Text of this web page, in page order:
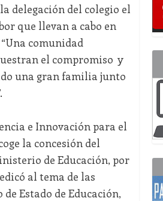
delegación del colegio el
que llevan a cabo en
comunidad
el compromiso y
una gran familia junto
e Innovación para el
la concesión del
de Educación, por
al tema de las
Estado de Educación,